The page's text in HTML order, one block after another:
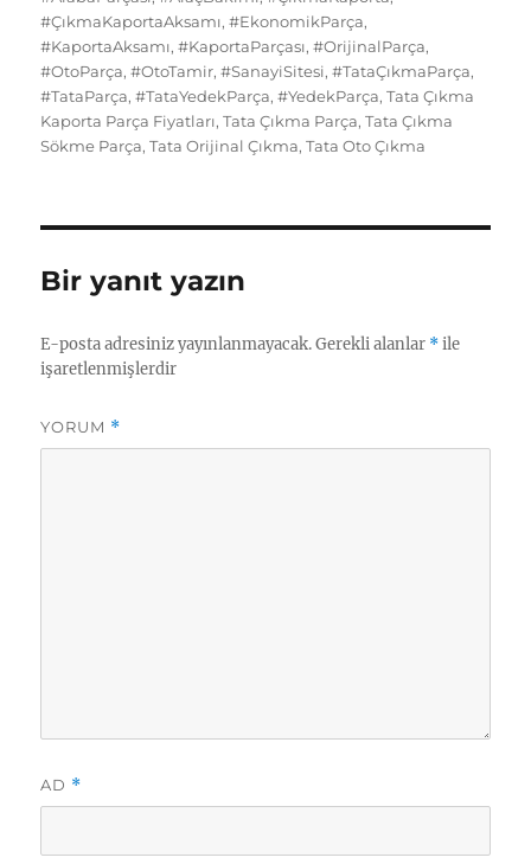
o
o
k
o
n
y
p
p
n
t
kl
a
ss
ni
r
a
m
#ÇıkmaKaportaAksamı,#EkonomikParça,
#KaportaAksamı,#KaportaParçası,#OrijinalParça,
#OtoParça,#OtoTamir,#SanayiSitesi,#TataÇıkmaParça,
#TataParça,#TataYedekParça,#YedekParça,Tata Çıkma
Kaporta Parça Fiyatları,Tata Çıkma Parça,Tata Çıkma
Sökme Parça,Tata Orijinal Çıkma,Tata Oto Çıkma
Bir yanıt yazın
E-posta adresiniz yayınlanmayacak. Gerekli alanlar *ile
işaretlenmişlerdir
YORUM *
AD *